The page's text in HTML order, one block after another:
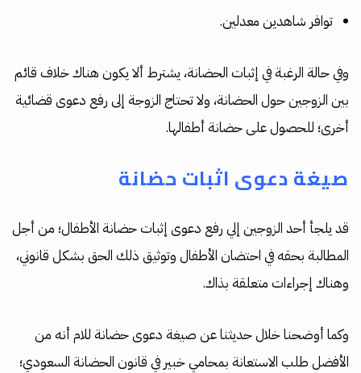
توافر شاهدين معدلين.
وفي حالة الرغبة في إثبات الحضانة، يشترط ألا يكون هناك خلاف قائم
بين الزوجين حول الحضانة، ولا تحتاج الزوجة إلى رفع دعوى قضائية
أخرى؛ للحصول على حضانة أطفالها.
صيغة دعوى اثبات حضانة
قد يلجأ أحد الزوجين إلي رفع دعوى إثبات حضانة الأطفال؛ من أجل
المطالبة بحقه في احتضان الأطفال وتوثيق ذلك الحق بشكل قانوني،
وهناك إجراءات متعلقة بذاك.
وكما أوضحنا خلال حديثنا عن صيغة دعوى حضانة للام أنه من
الأفضل طلب الاستعانة بمحامي خبير في قانون الحضانة السعودي؛